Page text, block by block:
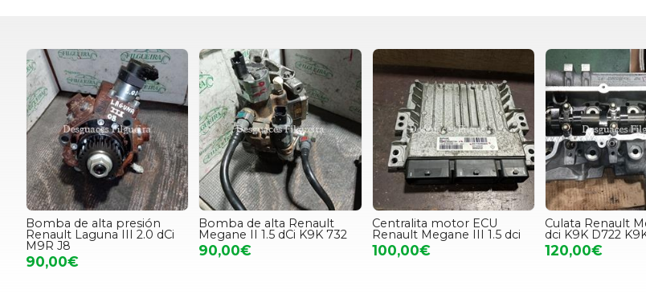
Bomba de alta presión
Renault Laguna III 2.0 dCi
M9R J8
90,00€
Bomba de alta Renault
Megane II 1.5 dCi K9K 732
90,00€
Centralita motor ECU
Renault Megane III 1.5 dci
100,00€
Culata Renault
dci K9K D722
120,00€